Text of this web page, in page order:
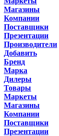
Магазины
Компании
Поставщики
Презентации
Производители
Добавить
Бренд
Марка
Дилеры
Товары
Маркеты
Магазины
Компании
Поставщики
Презентации